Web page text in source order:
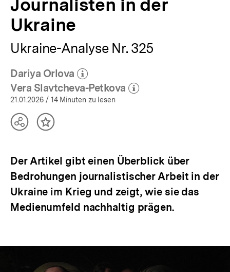
bpb.de
Journalisten in der
Ukraine
Ukraine-Analyse Nr. 325
Dariya Orlova
(Mehr zum Autor)
öffnen
Vera Slavtcheva-Petkova
(Mehr zum Autor)
21.01.2026 / 14 Minuten zu lesen
TeilenInhalt
Der Artikel gibt einen Überblick über
Bedrohungen journalistischer Arbeit in der
Ukraine im Krieg und zeigt, wie sie das
Medienumfeld nachhaltig prägen.